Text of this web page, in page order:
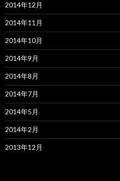
2014年12月
2014年11月
2014年10月
2014年9月
2014年8月
2014年7月
2014年5月
2014年2月
2013年12月